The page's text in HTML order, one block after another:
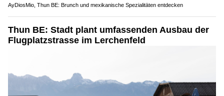
AyDiosMio, Thun BE: Brunch und mexikanische Spezialitäten entdecken
Thun BE: Stadt plant umfassenden Ausbau der
Flugplatzstrasse im Lerchenfeld